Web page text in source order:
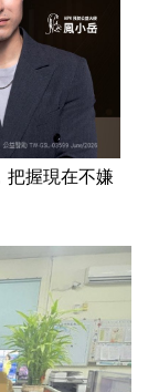
把握現在不嫌